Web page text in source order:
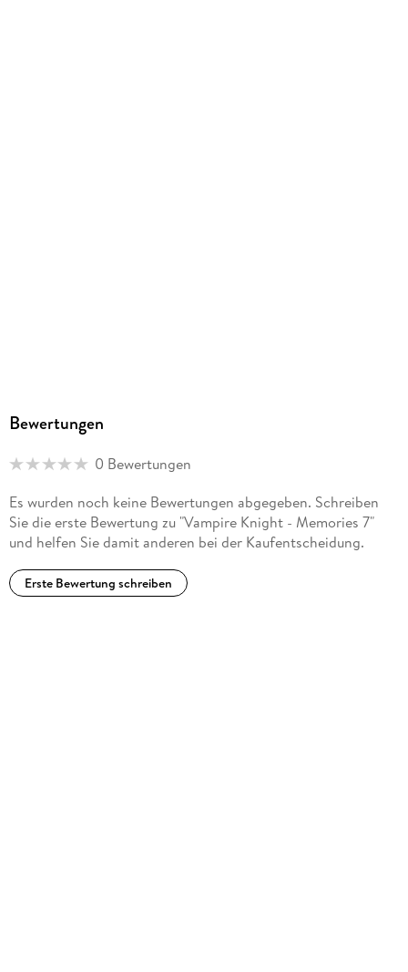
Bewertungen
0 Bewertungen
Es wurden noch keine Bewertungen abgegeben. Schreiben
Sie die erste Bewertung zu "Vampire Knight - Memories 7"
und helfen Sie damit anderen bei der Kaufentscheidung.
Erste Bewertung schreiben